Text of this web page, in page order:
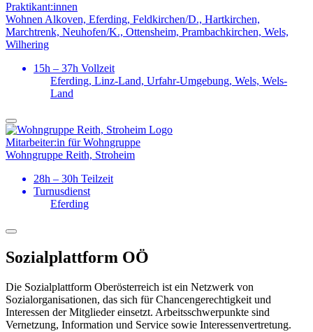
Praktikant:innen
Wohnen Alkoven, Eferding, Feldkirchen/D., Hartkirchen,
Marchtrenk, Neuhofen/K., Ottensheim, Prambachkirchen, Wels,
Wilhering
15h – 37h Vollzeit
Eferding, Linz-Land, Urfahr-Umgebung, Wels, Wels-
Land
Mitarbeiter:in für Wohngruppe
Wohngruppe Reith, Stroheim
28h – 30h Teilzeit
Turnusdienst
Eferding
Sozialplattform OÖ
Die Sozialplattform Oberösterreich ist ein Netzwerk von
Sozialorganisationen, das sich für Chancengerechtigkeit und
Interessen der Mitglieder einsetzt. Arbeitsschwerpunkte sind
Vernetzung, Information und Service sowie Interessenvertretung.